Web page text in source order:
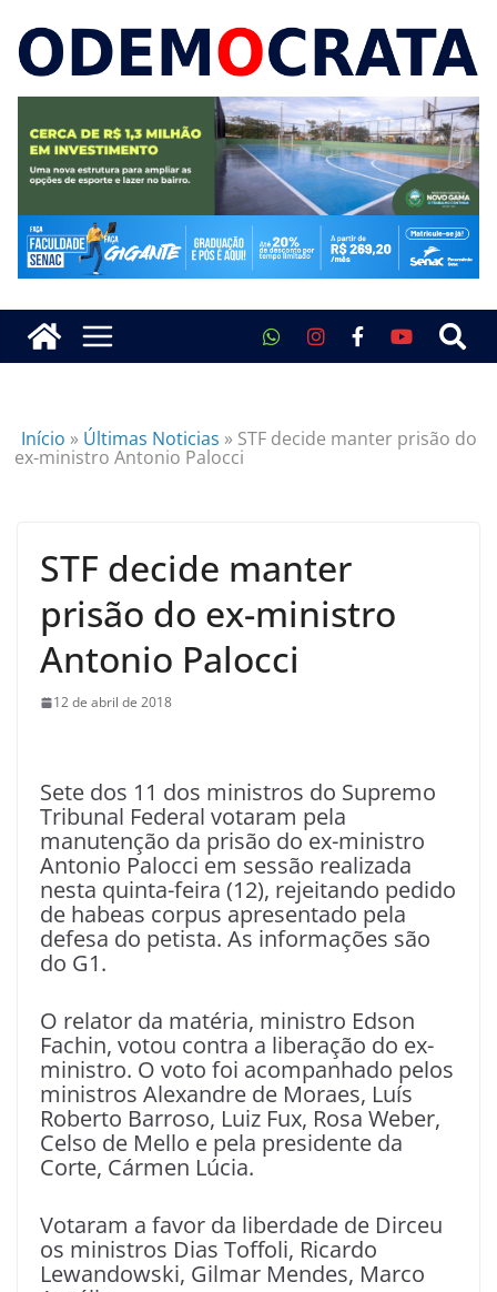
Início » Últimas Noticias » STF decide manter prisão do
ex-ministro Antonio Palocci
STF decide manter
prisão do ex-ministro
Antonio Palocci
12 de abril de 2018
Sete dos 11 dos ministros do Supremo
Tribunal Federal votaram pela
manutenção da prisão do ex-ministro
Antonio Palocci em sessão realizada
nesta quinta-feira (12), rejeitando pedido
de habeas corpus apresentado pela
defesa do petista. As informações são
do G1.
O relator da matéria, ministro Edson
Fachin, votou contra a liberação do ex-
ministro. O voto foi acompanhado pelos
ministros Alexandre de Moraes, Luís
Roberto Barroso, Luiz Fux, Rosa Weber,
Celso de Mello e pela presidente da
Corte, Cármen Lúcia.
Votaram a favor da liberdade de Dirceu
os ministros Dias Toffoli, Ricardo
Lewandowski, Gilmar Mendes, Marco